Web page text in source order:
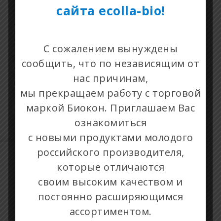
Рекомендован для защиты открытых участков лица и
тела, которые подвергаются активному солнечному
облучению, особенно носа, ушей, щек, лба.
ПРИМЕНЕНИЕ. Наносить равномерным слоем на кожу за
15 минут до выхода на солнце. Через 1-1,5 часа и/или
после купания повторять нанесение. При попадании на
слизистые глаз и рта обильно промыть теплой водой.
+7 495 781-84-05
сайта ecolla-bio!
С сожалением вынуждены
сообщить, что по независящим от
нас причинам,
мы прекращаем работу с торговой
маркой Биокон. Приглашаем Вас
ознакомиться
с новыми продуктами молодого
российского производителя,
которые отличаются
своим высоким качеством и
постоянно расширяющимся
ассортиментом.